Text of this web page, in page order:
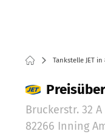
Tankstelle JET
Bruckerstr. 32 A
82266 Inning